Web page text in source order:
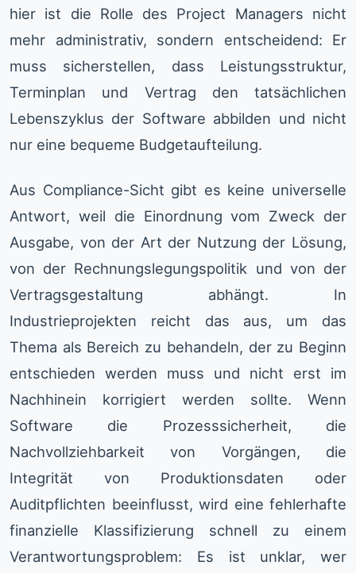
hier ist die Rolle des Project Managers nicht
mehr administrativ, sondern entscheidend: Er
muss sicherstellen, dass Leistungsstruktur,
Terminplan und Vertrag den tatsächlichen
Lebenszyklus der Software abbilden und nicht
nur eine bequeme Budgetaufteilung.
Aus Compliance-Sicht gibt es keine universelle
Antwort, weil die Einordnung vom Zweck der
Ausgabe, von der Art der Nutzung der Lösung,
von der Rechnungslegungspolitik und von der
Vertragsgestaltung abhängt. In
Industrieprojekten reicht das aus, um das
Thema als Bereich zu behandeln, der zu Beginn
entschieden werden muss und nicht erst im
Nachhinein korrigiert werden sollte. Wenn
Software die Prozesssicherheit, die
Nachvollziehbarkeit von Vorgängen, die
Integrität von Produktionsdaten oder
Auditpflichten beeinflusst, wird eine fehlerhafte
finanzielle Klassifizierung schnell zu einem
Verantwortungsproblem: Es ist unklar, wer